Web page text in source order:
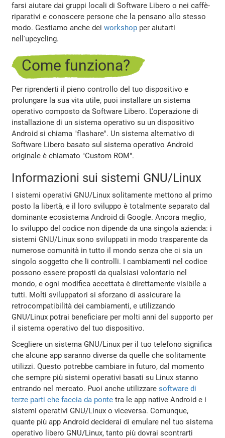
farsi aiutare dai gruppi locali di Software Libero o nei caffè-
riparativi e conoscere persone che la pensano allo stesso
modo. Gestiamo anche deiworkshop per aiutarti
nell'upcycling.
Come funziona?
Per riprenderti il pieno controllo del tuo dispositivo e
prolungare la sua vita utile, puoi installare un sistema
operativo composto da Software Libero. L'operazione di
installazione di un sistema operativo su un dispositivo
Android si chiama "flashare". Un sistema alternativo di
Software Libero basato sul sistema operativo Android
originale è chiamato "Custom ROM".
Informazioni sui sistemi GNU/Linux
I sistemi operativi GNU/Linux solitamente mettono al primo
posto la libertà, e il loro sviluppo è totalmente separato dal
dominante ecosistema Android di Google. Ancora meglio,
lo sviluppo del codice non dipende da una singola azienda: i
sistemi GNU/Linux sono sviluppati in modo trasparente da
numerose comunità in tutto il mondo senza che ci sia un
singolo soggetto che li controlli. I cambiamenti nel codice
possono essere proposti da qualsiasi volontario nel
mondo, e ogni modifica accettata è direttamente visibile a
tutti. Molti sviluppatori si sforzano di assicurare la
retrocompatibilità dei cambiamenti, e utilizzando
GNU/Linux potrai beneficiare per molti anni del supporto per
il sistema operativo del tuo dispositivo.
Scegliere un sistema GNU/Linux per il tuo telefono significa
che alcune app saranno diverse da quelle che solitamente
utilizzi. Questo potrebbe cambiare in futuro, dal momento
che sempre più sistemi operativi basati su Linux stanno
entrando nel mercato. Puoi anche utilizzaresoftware di
terze parti che faccia da pontetra le app native Android e i
sistemi operativi GNU/Linux o viceversa. Comunque,
quante più app Android deciderai di emulare nel tuo sistema
operativo libero GNU/Linux, tanto più dovrai scontrarti